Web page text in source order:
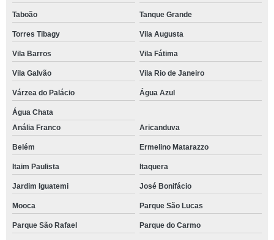
Taboão Tanque Grande
Torres Tibagy Vila Augusta
Vila Barros Vila Fátima
Vila Galvão Vila Rio de Janeiro
Várzea do Palácio Água Azul
Água Chata
Anália Franco
Aricanduva
Belém Ermelino Matarazzo
Itaim Paulista Itaquera
Jardim Iguatemi José Bonifácio
Mooca Parque São Lucas
Parque São Rafael Parque do Carmo